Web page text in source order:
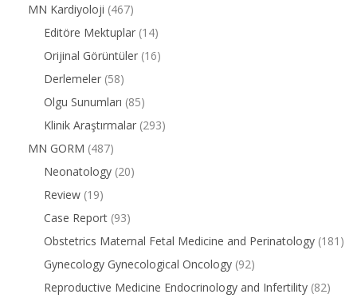
MN Kardiyoloji (467)
Editöre Mektuplar (14)
Orijinal Görüntüler (16)
Derlemeler (58)
Olgu Sunumları (85)
Klinik Araştırmalar (293)
MN GORM (487)
Neonatology (20)
Review (19)
Case Report (93)
Obstetrics Maternal Fetal Medicine and Perinatology (181)
Gynecology Gynecological Oncology (92)
Reproductive Medicine Endocrinology and Infertility (82)